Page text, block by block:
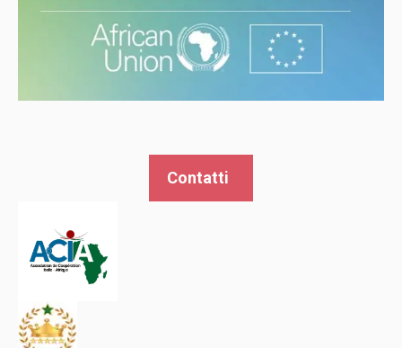
Contatti